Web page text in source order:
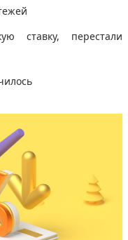
ставку, перестали